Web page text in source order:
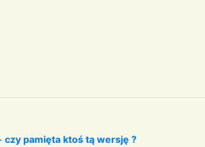
czy pamięta ktoś tą wersję ?